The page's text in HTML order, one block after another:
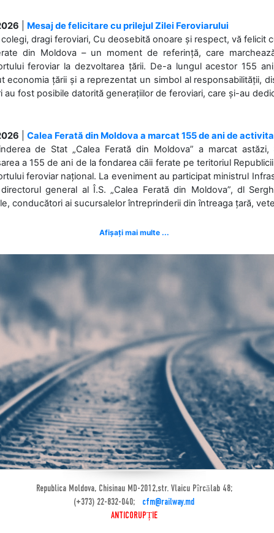
Mesaj de felicitare cu prilejul Zilei Feroviarului
colegi, dragi feroviari, Cu deosebită onoare și respect, vă felicit
din Moldova – un moment de referință, care
feroviar la dezvoltarea țării. De-a lungul acestor 155
economia țării și a reprezentat un simbol al responsabilității,
au fost posibile datorită generațiilor de feroviari, care și-au
Calea Ferată din Moldova a marcat 155 de ani de
de Stat „Calea Ferată din Moldova” a marcat
a 155 de ani de la fondarea căii ferate pe teritoriul
feroviar național. La eveniment au participat ministrul
general al Î.S. „Calea Ferată din Moldova”, dl
conducători ai sucursalelor întreprinderii din întreaga țară,
Afișați mai multe ...
Republica Moldova, Chisinau MD-2012,str. Vlaicu Pîrcălab 48;
(+373) 22-832-040; cfm@railway.md
ANTICORUPȚIE